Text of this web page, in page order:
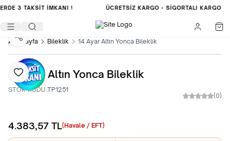
3 TAKSİT İMKANI ! ÜCRETSIZ KARGO - SIGORTALI KARGO
Ana Sayfa Bileklik 14 Ayar Altın Yonca Bileklik
Favoriye Ekle
Paylaş
14 Ayar Altın Yonca Bileklik
STOK KODU:TP1251
(0)
4.383,57 TL(Havale / EFT)